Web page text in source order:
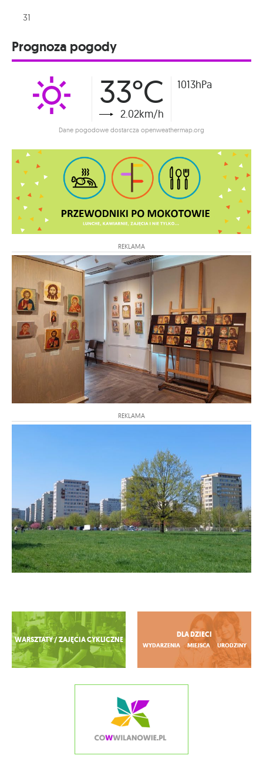
31
Prognoza pogody
33°C
2.02km/h
1013hPa
Dane pogodowe dostarcza openweathermap.org
REKLAMA
REKLAMA
Zobacz więcej
WARSZTATY / ZAJĘCIA CYKLICZNE
DLA DZIECI
WYDARZENIA MIEJSCA URODZINY